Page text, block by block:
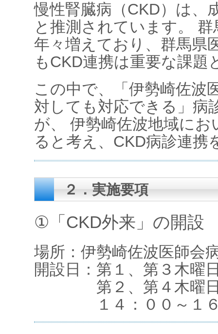
慢性腎臓病（CKD）は、
と推測されています。
年々増えており、群馬県
もCKD連携は重要な課題
この中で、「伊勢崎佐波
対しても対応できる」病
が、 伊勢崎佐波地域に
ると考え、CKD病診連携
２．実施要項
①「CKD外来」の開設
場所：伊勢崎佐波医師会
開設日：第１、第３木曜
第２、第４木曜日
１４：００～１６：